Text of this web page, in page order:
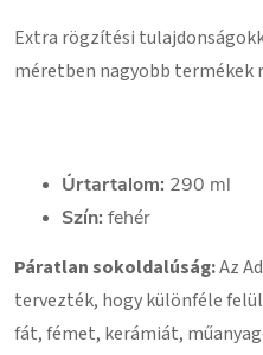
Extra rögzítési
méretben nagyobb termékek
Űrtartalom: 290 ml
Szín: fehér
Páratlan sokoldalúság:Az
tervezték, hogy különféle
fát, fémet, kerámiát,